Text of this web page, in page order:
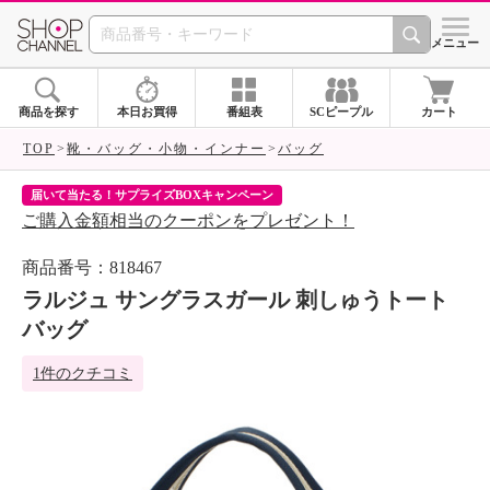
SHOP CHANNEL シメニュー
商品を探す 本日お買得 番組表 SCピープル カート
TOP 靴・バッグ・小物・インナー バッグ
届いて当たる！サプライズBOXキャンペーン
ご購入金額相当のクーポンをプレゼント！
商品番号：818467
ラルジュ サングラスガール 刺しゅうトート
バッグ
1件のクチコミ